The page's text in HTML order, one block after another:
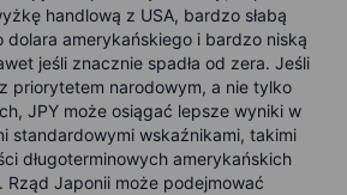
handlową z USA, bardzo słabą
dolara amerykańskiego i bardzo niską
jeśli znacznie spadła od zera. Jeśli
priorytetem narodowym, a nie tylko
JPY może osiągać lepsze wyniki w
standardowymi wskaźnikami, takimi
długoterminowych amerykańskich
Japonii może podejmować